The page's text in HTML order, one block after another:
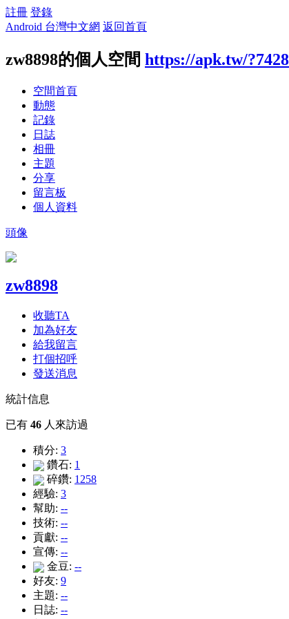
註冊 登錄
Android 台灣中文網 返回首頁
zw8898的個人空間 https://apk.tw/
空間首頁
動態
記錄
日誌
相冊
主題
分享
留言板
個人資料
頭像
zw8898
收聽TA
加為好友
給我留言
打個招呼
發送消息
統計信息
已有 46 人來訪過
積分: 3
鑽石: 1
碎鑽: 1258
經驗: 3
幫助: --
技術: --
貢獻: --
宣傳: --
金豆: --
好友: 9
主題: --
日誌: --